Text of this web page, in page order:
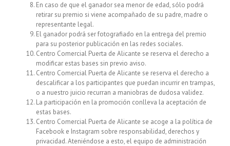
En caso de que el ganador sea menor de edad, sólo podrá
retirar su premio si viene acompañado de su padre, madre o
representante legal.
El ganador podrá ser fotografiado en la entrega del premio
para su posterior publicación en las redes sociales.
Centro Comercial Puerta de Alicante se reserva el derecho a
modificar estas bases sin previo aviso.
Centro Comercial Puerta de Alicante se reserva el derecho a
descalificar a los participantes que puedan incurrir en trampas,
o a nuestro juicio recurran a maniobras de dudosa validez.
La participación en la promoción conlleva la aceptación de
estas bases.
Centro Comercial Puerta de Alicante se acoge a la política de
Facebook e Instagram sobre responsabilidad, derechos y
privacidad. Ateniéndose a esto, el equipo de administración